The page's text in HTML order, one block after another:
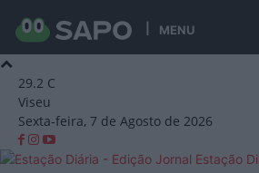
MENU
29.2 C
Viseu
Sexta-feira, 7 de Agosto de 2026
Estação